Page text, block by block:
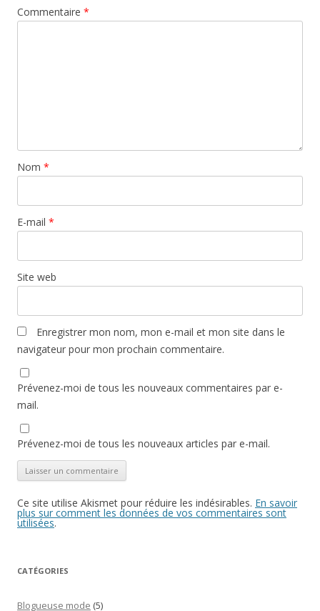
Commentaire *
Nom *
E-mail *
Site web
Enregistrer mon nom, mon e-mail et mon site dans le
navigateur pour mon prochain commentaire.
Prévenez-moi de tous les nouveaux commentaires par e-
mail.
Prévenez-moi de tous les nouveaux articles par e-mail.
Ce site utilise Akismet pour réduire les indésirables. En savoir
plus sur comment les données de vos commentaires sont
utilisées.
CATÉGORIES
Blogueuse mode (5)